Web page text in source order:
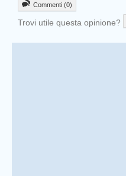
Commenti (0)
Trovi utile questa opinione?